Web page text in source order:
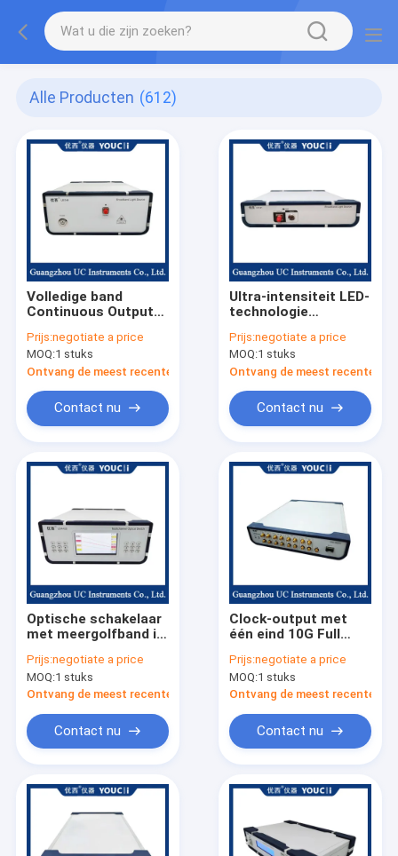
Alle Producten (612)
Volledige band
Continuous Output
1260 ~ 1650 Nm
Prijs:negotiate a price
MOQ:1 stuks
Ontvang de meest recente Prijs
Contact nu
Ultra-intensiteit LED-
technologie
Kosteneffectief
Prijs:negotiate a price
MOQ:1 stuks
Ontvang de meest recente
Contact nu
Optische schakelaar
met meergolfband is
Prijs:negotiate a price
MOQ:1 stuks
Ontvang de meest recente Prijs
Contact nu
Clock-output met
één eind 10G Full
Prijs:negotiate a price
MOQ:1 stuks
Ontvang de meest recente
Contact nu